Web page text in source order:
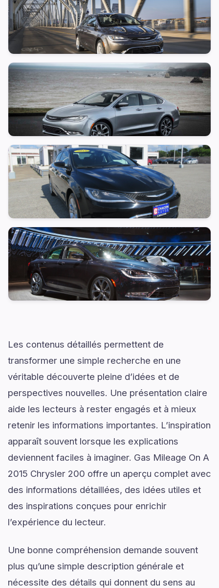
Les contenus détaillés permettent de
transformer une simple recherche en une
véritable découverte pleine d’idées et de
perspectives nouvelles. Une présentation claire
aide les lecteurs à rester engagés et à mieux
retenir les informations importantes. L’inspiration
apparaît souvent lorsque les explications
deviennent faciles à imaginer. Gas Mileage On A
2015 Chrysler 200 offre un aperçu complet avec
des informations détaillées, des idées utiles et
des inspirations conçues pour enrichir
l’expérience du lecteur.
Une bonne compréhension demande souvent
plus qu’une simple description générale et
nécessite des détails qui donnent du sens au